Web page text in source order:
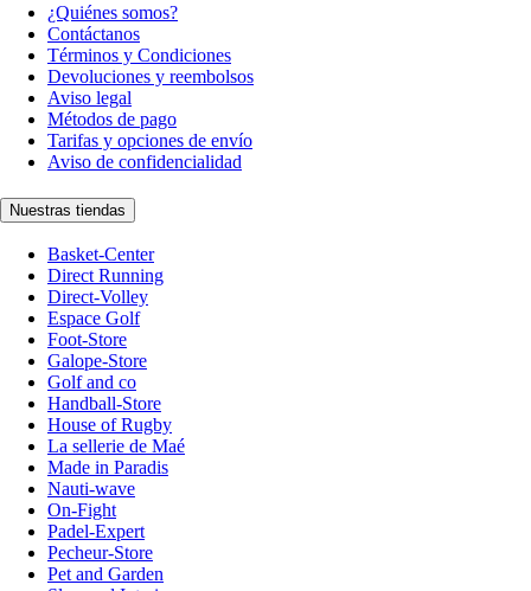
¿Quiénes somos?
Contáctanos
Términos y Condiciones
Devoluciones y reembolsos
Aviso legal
Métodos de pago
Tarifas y opciones de envío
Aviso de confidencialidad
Nuestras tiendas
Basket-Center
Direct Running
Direct-Volley
Espace Golf
Foot-Store
Galope-Store
Golf and co
Handball-Store
House of Rugby
La sellerie de Maé
Made in Paradis
Nauti-wave
On-Fight
Padel-Expert
Pecheur-Store
Pet and Garden